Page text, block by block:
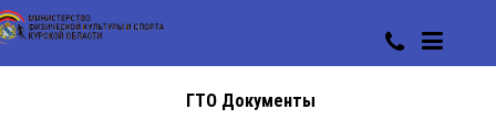
ГТО Документы